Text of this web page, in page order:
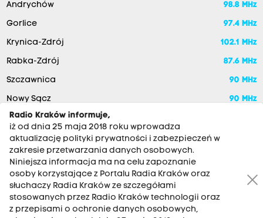
Andrychów 98.8 MHz
Gorlice 97.4 MHz
Krynica-Zdrój 102.1 MHz
Rabka-Zdrój 87.6 MHz
Szczawnica 90 MHz
Nowy Sącz 90 MHz
RADIO KRAKÓW SA. Aleja Juliusza Słowackiego 22, 30-007
Radio Kraków informuje,
iż od dnia 25 maja 2018 roku wprowadza
aktualizację polityki prywatności i zabezpieczeń w
zakresie przetwarzania danych osobowych.
Niniejsza informacja ma na celu zapoznanie
osoby korzystające z Portalu Radia Kraków oraz
słuchaczy Radia Kraków ze szczegółami
stosowanych przez Radio Kraków technologii oraz
z przepisami o ochronie danych osobowych,